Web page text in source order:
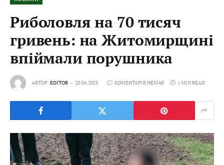
Риболовля на 70 тисяч
гривень: на Житомирщині
впіймали порушника
АВТОР:EDITOR 20.04.2025 КОМЕНТАРІВ НЕМАЄ 1 MIN READ